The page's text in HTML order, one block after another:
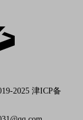
2025津ICP备